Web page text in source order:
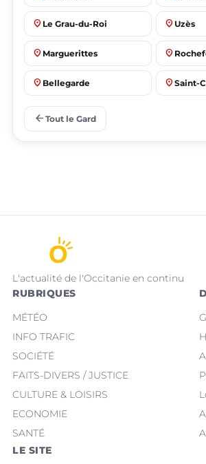
place Le Grau-du-Roi place Uzès
place Marguerittes place
place Bellegarde place Saint-
place
arrow_back Tout le Gard
L'actualité de l'Occitanie en continu
RUBRIQUES
MÉTÉO
INFO TRAFIC
SOCIÉTÉ
FAITS-DIVERS / JUSTICE
CULTURE & LOISIRS
ECONOMIE
SANTÉ
LE SITE